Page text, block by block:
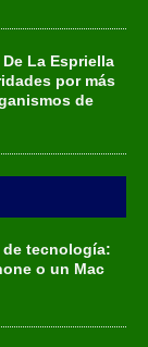
La Espriella
por más
de
tecnología:
o un Mac